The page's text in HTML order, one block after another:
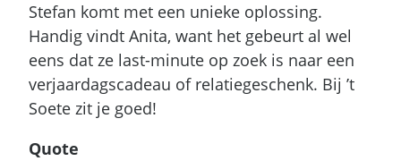
Stefan komt met een unieke oplossing.
Handig vindt Anita, want het gebeurt al wel
eens dat ze last-minute op zoek is naar een
verjaardagscadeau of relatiegeschenk. Bij ’t
Soete zit je goed!
Quote